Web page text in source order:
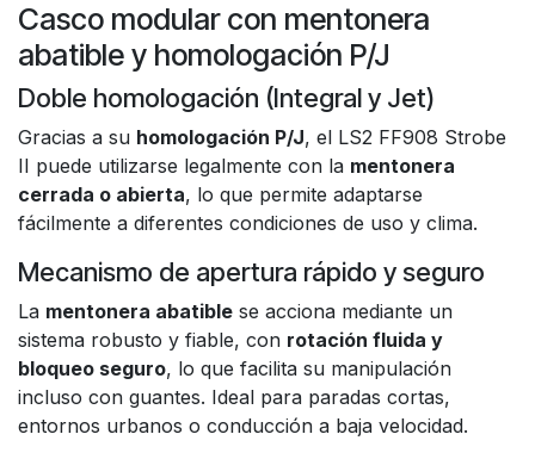
Casco modular con mentonera
abatible y homologación P/J
Doble homologación (Integral y Jet)
Gracias a su homologación P/J, el LS2 FF908 Strobe
II puede utilizarse legalmente con la mentonera
cerrada o abierta, lo que permite adaptarse
fácilmente a diferentes condiciones de uso y clima.
Mecanismo de apertura rápido y seguro
La mentonera abatible se acciona mediante un
sistema robusto y fiable, con rotación fluida y
bloqueo seguro, lo que facilita su manipulación
incluso con guantes. Ideal para paradas cortas,
entornos urbanos o conducción a baja velocidad.